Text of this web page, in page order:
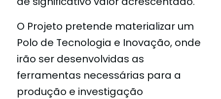
O Projeto pretende materializar um
Polo de Tecnologia e Inovação, onde
irão ser desenvolvidas as
ferramentas necessárias para a
produção e investigação